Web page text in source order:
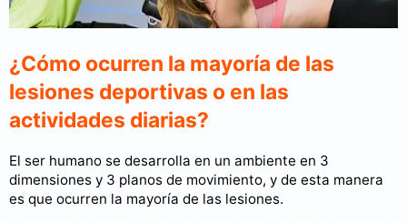
¿Cómo ocurren la mayoría de las
lesiones deportivas o en las
actividades diarias?
El ser humano se desarrolla en un ambiente en 3
dimensiones y 3 planos de movimiento, y de esta manera
es que ocurren la mayoría de las lesiones.